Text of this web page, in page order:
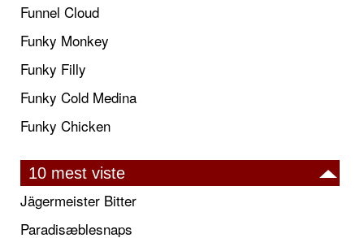
Funnel Cloud
Funky Monkey
Funky Filly
Funky Cold Medina
Funky Chicken
10 mest viste
Jägermeister Bitter
Paradisæblesnaps